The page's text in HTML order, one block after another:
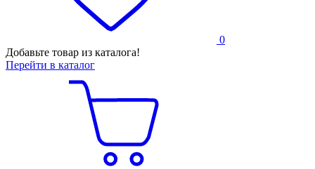
0
Добавьте товар из каталога!
Перейти в каталог